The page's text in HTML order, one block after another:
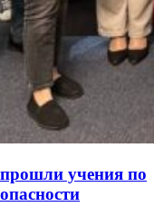
учения по